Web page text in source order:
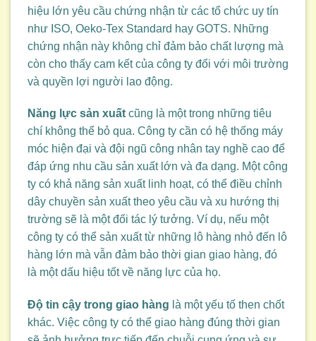
hiệu lớn yêu cầu chứng nhận từ các tổ chức uy tín
như ISO, Oeko-Tex Standard hay GOTS. Những
chứng nhận này không chỉ đảm bảo chất lượng mà
còn cho thấy cam kết của công ty đối với môi trường
và quyền lợi người lao động.
Năng lực sản xuất cũng là một trong những tiêu
chí không thể bỏ qua. Công ty cần có hệ thống máy
móc hiện đại và đội ngũ công nhân tay nghề cao để
đáp ứng nhu cầu sản xuất lớn và đa dạng. Một công
ty có khả năng sản xuất linh hoạt, có thể điều chỉnh
dây chuyền sản xuất theo yêu cầu và xu hướng thị
trường sẽ là một đối tác lý tưởng. Ví dụ, nếu một
công ty có thể sản xuất từ những lô hàng nhỏ đến lô
hàng lớn mà vẫn đảm bảo thời gian giao hàng, đó
là một dấu hiệu tốt về năng lực của họ.
Độ tin cậy trong giao hàng là một yếu tố then chốt
khác. Việc công ty có thể giao hàng đúng thời gian